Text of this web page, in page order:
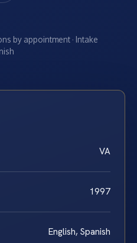
by appointment · Intake
VA
1997
English, Spanish